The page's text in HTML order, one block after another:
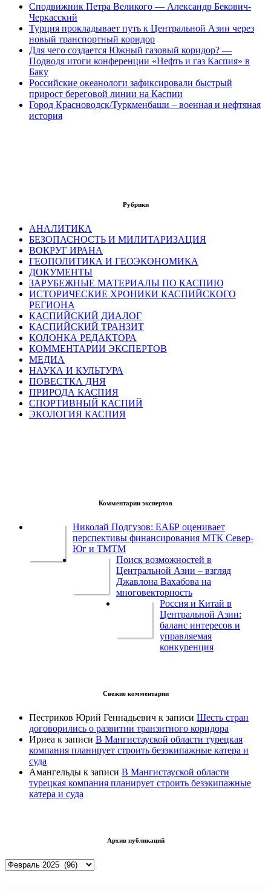
Сподвижник Петра Великого — Александр Бекович-
Черкасский
Турция прокладывает путь к Центральной Азии через
новый транспортный коридор
Для чего создается Южный газовый коридор? —
Подводя итоги конференции «Нефть и газ Каспия» в
Баку
Российские океанологи зафиксировали быстрый
прирост береговой линии на Каспии
Город Красноводск/Туркменбаши – военная и нефтяная
история
Рубрики
АНАЛИТИКА
БЕЗОПАСНОСТЬ И МИЛИТАРИЗАЦИЯ
ВОКРУГ ИРАНА
ГЕОПОЛИТИКА И ГЕОЭКОНОМИКА
ДОКУМЕНТЫ
ЗАРУБЕЖНЫЕ МАТЕРИАЛЫ ПО КАСПИЮ
ИСТОРИЧЕСКИЕ ХРОНИКИ КАСПИЙСКОГО
РЕГИОНА
КАСПИЙСКИЙ ДИАЛОГ
КАСПИЙСКИЙ ТРАНЗИТ
КОЛОНКА РЕДАКТОРА
КОММЕНТАРИИ ЭКСПЕРТОВ
МЕДИА
НАУКА И КУЛЬТУРА
ПОВЕСТКА ДНЯ
ПРИРОДА КАСПИЯ
СПОРТИВНЫЙ КАСПИЙ
ЭКОЛОГИЯ КАСПИЯ
Комментарии экспертов
Николай Подгузов: ЕАБР оценивает
перспективы финансирования МТК Север-
Юг и ТМТМ
Поиск возможностей в
Центральной Азии – взгляд
Джавлона Вахабова на
многовекторность
Россия и Китай в
Центральной Азии:
баланс интересов и
управляемая
конкуренция
Свежие комментарии
Пестриков Юрий Геннадьевич к записи Шесть стран
договорились о развитии транзитного коридора
Ириеа к записи В Мангистауской области турецкая
компания планирует строить безэкипажные катера и
суда
Амангельды к записи В Мангистауской области
турецкая компания планирует строить безэкипажные
катера и суда
Архив публикаций
Архив